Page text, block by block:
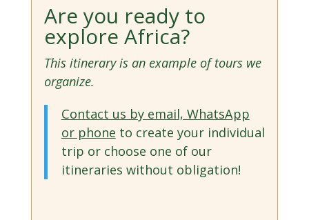
Are you ready to
explore Africa?
This itinerary is an example of tours we
organize.
Contact us by email, WhatsApp
or phone to create your individual
trip or choose one of our
itineraries without obligation!